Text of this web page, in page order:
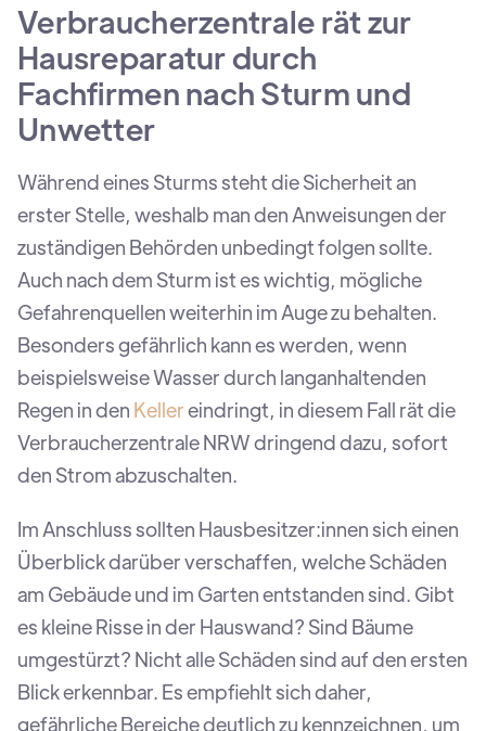
Verbraucherzentrale rät zur
Hausreparatur durch
Fachfirmen nach Sturm und
Unwetter
Während eines Sturms steht die Sicherheit an
erster Stelle, weshalb man den Anweisungen der
zuständigen Behörden unbedingt folgen sollte.
Auch nach dem Sturm ist es wichtig, mögliche
Gefahrenquellen weiterhin im Auge zu behalten.
Besonders gefährlich kann es werden, wenn
beispielsweise Wasser durch langanhaltenden
Regen in den Kellereindringt, in diesem Fall rät die
Verbraucherzentrale NRW dringend dazu, sofort
den Strom abzuschalten.
Im Anschluss sollten Hausbesitzer:innen sich einen
Überblick darüber verschaffen, welche Schäden
am Gebäude und im Garten entstanden sind. Gibt
es kleine Risse in der Hauswand? Sind Bäume
umgestürzt? Nicht alle Schäden sind auf den ersten
Blick erkennbar. Es empfiehlt sich daher,
gefährliche Bereiche deutlich zu kennzeichnen, um